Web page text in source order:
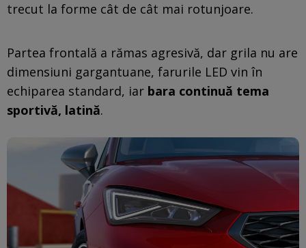
trecut la forme cât de cât mai rotunjoare.
Partea frontală a rămas agresivă, dar grila nu are
dimensiuni gargantuane, farurile LED vin în
echiparea standard, iar bara continuă tema
sportivă, latină.